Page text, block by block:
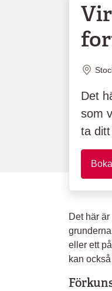
Det
som
ta
Det här
eller ett
kan